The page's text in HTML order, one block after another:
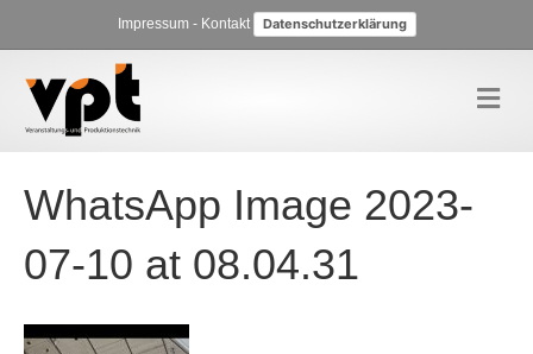
Impressum- Kontakt Datenschutzerklärung
N
a
WhatsApp Image 2023-
07-10 at 08.04.31